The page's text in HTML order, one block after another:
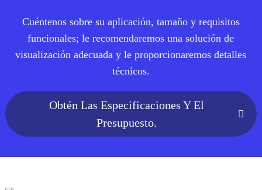
Cuéntenos sobre su aplicación, tamaño y requisitos
funcionales; le recomendaremos una solución de
visualización adecuada y le proporcionaremos detalles
técnicos.
Obtén Las Especificaciones Y El
Presupuesto.